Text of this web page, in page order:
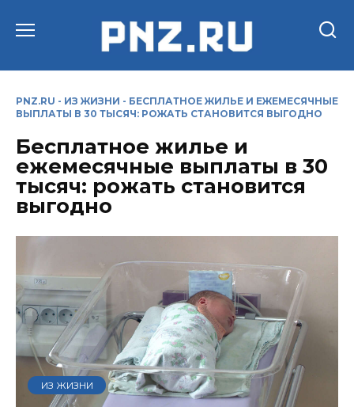
PNZ.RU - ИЗ ЖИЗНИ - БЕСПЛАТНОЕ ЖИЛЬЕ И ЕЖЕМЕСЯЧНЫЕ
ВЫПЛАТЫ В 30 ТЫСЯЧ: РОЖАТЬ СТАНОВИТСЯ ВЫГОДНО
Бесплатное жилье и
ежемесячные выплаты в 30
тысяч: рожать становится
выгодно
ИЗ ЖИЗНИ